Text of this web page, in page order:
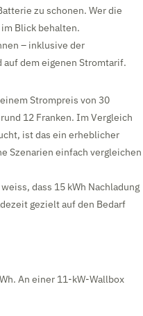
zu schonen. Wer die
Blick behalten.
– inklusive der
dem eigenen Stromtarif.
Strompreis von 30
12 Franken. Im Vergleich
ist das ein erheblicher
Szenarien einfach vergleichen
dass 15 kWh Nachladung
gezielt auf den Bedarf
An einer 11-kW-Wallbox